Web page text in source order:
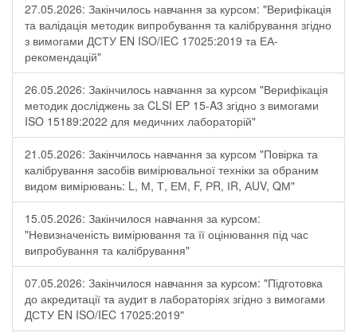
27.05.2026: Закінчилось навчання за курсом: "Верифікація
та валідація методик випробування та калібрування згідно
з вимогами ДСТУ EN ISO/IEC 17025:2019 та ЕА-
рекомендацій"
26.05.2026: Закінчилось навчання за курсом "Верифікація
методик досліджень за CLSI EP 15-A3 згідно з вимогами
ISO 15189:2022 для медичних лабораторій"
21.05.2026: Закінчилось навчання за курсом "Повірка та
калібрування засобів вимірювальної техніки за обраним
видом вимірювань: L, М, Т, ЕМ, F, РR, ІR, АUV, QМ"
15.05.2026: Закінчилося навчання за курсом:
"Невизначеність вимірювання та її оцінювання під час
випробування та калібрування"
07.05.2026: Закінчилося навчання за курсом: "Підготовка
до акредитації та аудит в лабораторіях згідно з вимогами
ДСТУ EN ISO/IEC 17025:2019"